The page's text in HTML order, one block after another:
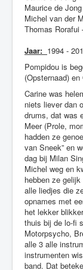
Nieuws
Maurice de
Michel van der
Thomas Rorafui
Jaar: 1994 -
Pompidou is
(Opsternaad) en
Carine was
niets liever dan
drums, dat was
Meer (Prole,
hadden ze
van Sneek” en
dag bij Milan
Michel weg en
hebben ze
alle liedjes die
opnames met
het lekker
thuis bij de lo-fi
Motorpsycho,
alle 3 alle
instrumenten
band. Dat